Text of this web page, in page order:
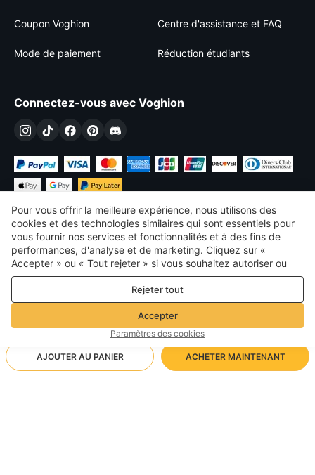
AJOUTER AU PANIER ACHETER MAINTENANT
Coupon Voghion Centre d'assistance et FAQ
Mode de paiement Réduction étudiants
Connectez-vous avec Voghion
€ EUR France
©2026 Voghion
termes et conditions
Politique de confidentialité et de cookies
Règles communautaires
Pour vous offrir la meilleure expérience, nous utilisons des
cookies et des technologies similaires qui sont essentiels pour
vous fournir nos services et fonctionnalités et à des fins de
performances, d'analyse et de marketing. Cliquez sur «
Accepter » ou « Tout rejeter » si vous souhaitez autoriser ou
refuser tout. cookies à des fins de performance, d’analyse et
de marketing. Pour plus de détails, consultez notre
confidentialité et de cookies
Rejeter tout
Accepter
Paramètres des cookies